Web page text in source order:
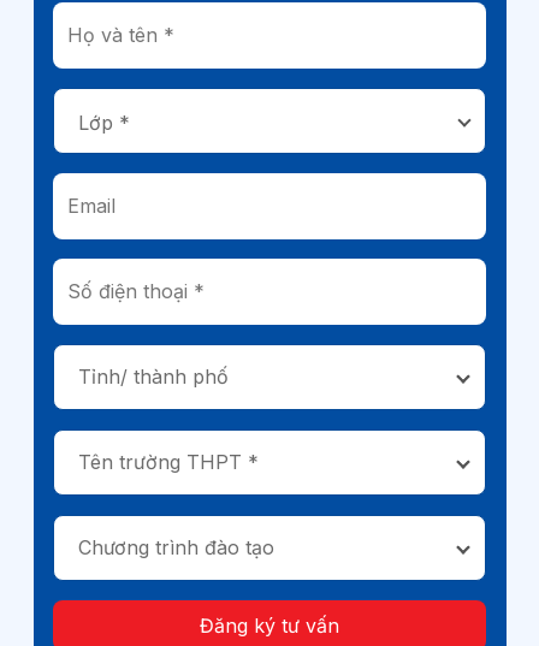
Tỉnh/ thành phố
Tên trường THPT *
Chương trình đào tạo
Đăng ký tư vấn